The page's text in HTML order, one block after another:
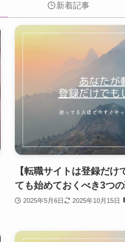
新着記事
【転職サイトは登録だけ
ても始めておくべき3つ
2025年5月6日 2025年10月15日